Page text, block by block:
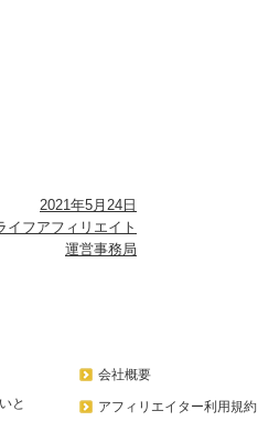
2021年5月24日
イフアフィリエイト
運営事務局
と
会社概要
アフィリエイター利用規約